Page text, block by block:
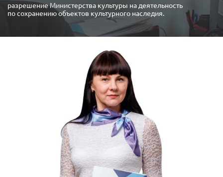
разрешение Министерства культуры на деятельность
по сохранению объектов культурного наследия.